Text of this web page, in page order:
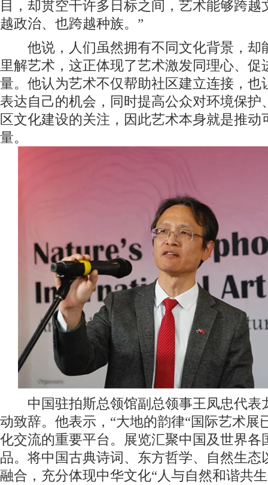
目，却贯空干许多日标之间，艺术能够跨越
越政治、也跨越种族。”
他说，人们虽然拥有不同文化背景，却
里解艺术，这正体现了艺术激发同理心、促
量。他认为艺术不仅帮助社区建立连接，也
表达自己的机会，同时提高公众对环境保护
区文化建设的关注，因此艺术本身就是推动
量。
中国驻拍斯总领馆副总领事王凤忠代表
动致辞。他表示，“大地的韵律“国际艺术展
化交流的重要平台。展览汇聚中国及世界各
品。将中国古典诗词、东方哲学、自然生态
融合，充分体现中华文化“人与自然和谐共